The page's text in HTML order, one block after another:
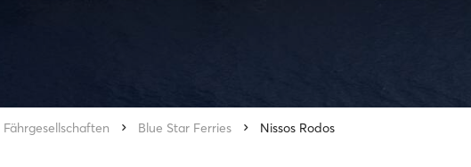
Fährgesellschaften Blue Star Ferries Nissos Rodos